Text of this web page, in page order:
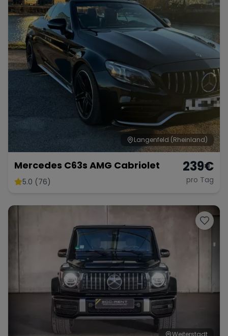
Langenfeld (Rheinland)
Mercedes C63s AMG Cabriolet
5.0 (76)
239€
pro Tag